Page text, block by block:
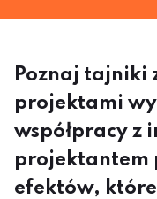
Poznaj tajniki
projektami
współpracy z
projektantem
efektów,